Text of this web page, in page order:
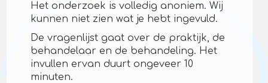
Het onderzoek is volledig anoniem. Wij
kunnen niet zien wat je hebt ingevuld.
De vragenlijst gaat over de praktijk, de
behandelaar en de behandeling. Het
invullen ervan duurt ongeveer 10
minuten.